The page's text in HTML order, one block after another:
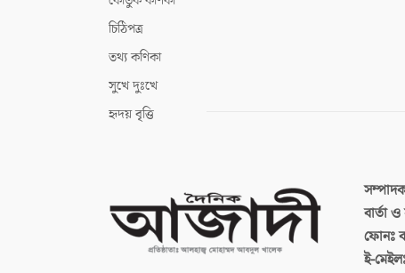
চিঠিপত্র
তথ্য কণিকা
সুখে দুঃখে
হৃদয় বৃত্তি
বার্তা
ফোনঃ
ই-